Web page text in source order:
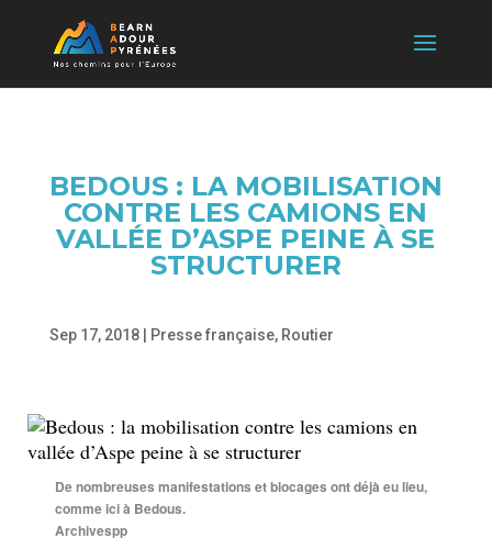
BEDOUS : LA MOBILISATION
CONTRE LES CAMIONS EN
VALLÉE D’ASPE PEINE À SE
STRUCTURER
Sep 17, 2018| Presse française, Routier
De nombreuses manifestations et blocages ont déjà eu lieu,
comme ici à Bedous.
Archivespp